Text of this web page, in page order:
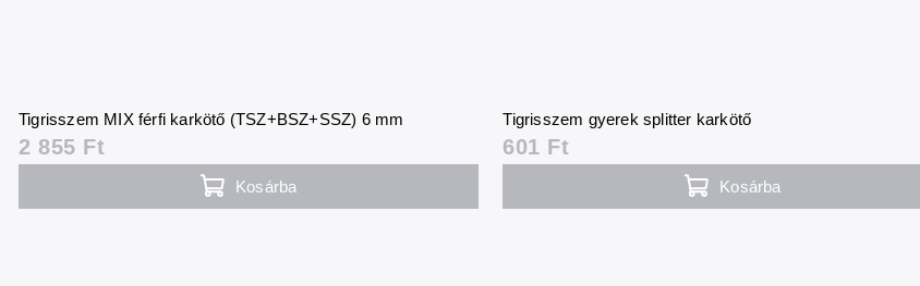
Tigrisszem MIX férfi karkötő (TSZ+BSZ+SSZ) 6 mm
2 855 Ft
Kosárba
Tigrisszem gyerek splitter karkötő
601 Ft
Kosárba